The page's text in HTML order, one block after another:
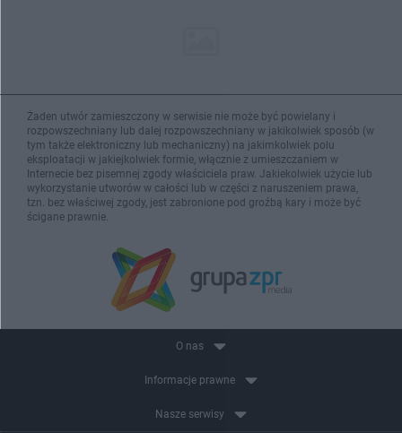
Żaden utwór zamieszczony w serwisie nie może być powielany i
rozpowszechniany lub dalej rozpowszechniany w jakikolwiek sposób (w
tym także elektroniczny lub mechaniczny) na jakimkolwiek polu
eksploatacji w jakiejkolwiek formie, włącznie z umieszczaniem w
Internecie bez pisemnej zgody właściciela praw. Jakiekolwiek użycie lub
wykorzystanie utworów w całości lub w części z naruszeniem prawa,
tzn. bez właściwej zgody, jest zabronione pod groźbą kary i może być
ścigane prawnie.
O nas
Informacje prawne
Nasze serwisy